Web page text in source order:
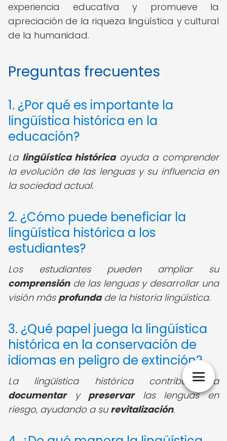
experiencia educativa y promueve la
apreciación de la riqueza lingüística y cultural
de la humanidad.
Preguntas frecuentes
1. ¿Por qué es importante la
lingüística histórica en la
educación?
La lingüística históricaayuda a comprender
la evolución de las lenguas y su influencia en
la sociedad actual.
2. ¿Cómo puede beneficiar la
lingüística histórica a los
estudiantes?
Los estudiantes pueden ampliar su
comprensiónde las lenguas y desarrollar una
visión más profundade la historia lingüística.
3. ¿Qué papel juega la lingüística
histórica en la conservación de
idiomas en peligro de extinción?
La lingüística histórica contribuye a
documentary preservarlas lenguas en
riesgo, ayudando a surevitalización.